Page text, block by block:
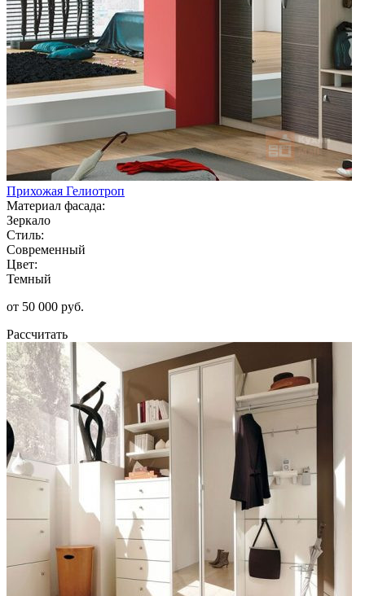
Прихожая Гелиотроп
Материал фасада:
Зеркало
Стиль:
Современный
Цвет:
Темный
от 50 000 руб.
Рассчитать